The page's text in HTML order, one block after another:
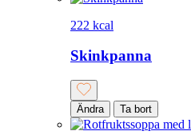
222 kcal
Skinkpanna
Ändra Ta bort